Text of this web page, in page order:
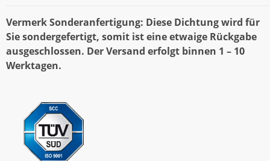
Vermerk Sonderanfertigung: Diese Dichtung wird für
Sie sondergefertigt, somit ist eine etwaige Rückgabe
ausgeschlossen. Der Versand erfolgt binnen 1 – 10
Werktagen.